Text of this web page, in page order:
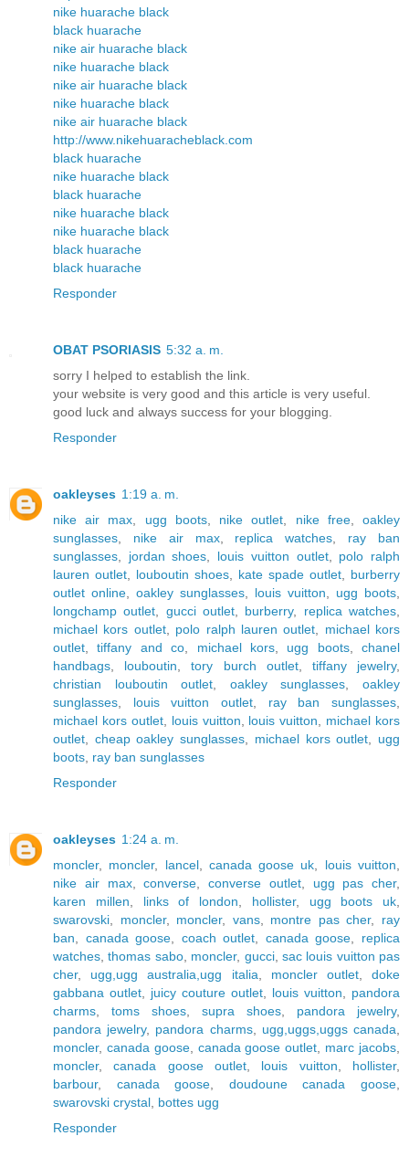
nike huarache black
black huarache
nike air huarache black
nike huarache black
nike air huarache black
nike huarache black
nike air huarache black
http://www.nikehuaracheblack.com
black huarache
nike huarache black
black huarache
nike huarache black
nike huarache black
black huarache
black huarache
Responder
OBAT PSORIASIS 5:32 a. m.
sorry I helped to establish the link.
your website is very good and this article is very useful.
good luck and always success for your blogging.
Responder
oakleyses 1:19 a. m.
nike air max
ugg boots, nike outlet nike free,oakley
sunglasses
nike air max, replica watches
ray ban
sunglasses
jordan shoes louis vuitton outlet, polo ralph
lauren outlet
louboutin shoes kate spade outlet
burberry
outlet online
oakley sunglasses louis vuitton ugg boots
longchamp outlet
gucci outlet burberry, replica watches
michael kors outlet, polo ralph lauren outlet
michael kors
outlet ,tiffany and co michael kors, ugg boots, chanel
handbags
louboutin ,tory burch outlet, tiffany jewelry,
christian louboutin outlet
oakley sunglasses ,oakley
sunglasses
louis vuitton outlet ray ban sunglasses
michael kors outlet, louis vuitton louis vuitton
michael kors
outlet
cheap oakley sunglasses michael kors outlet
ugg
boots ray ban sunglasses
Responder
oakleyses 1:24 a. m.
moncler, moncler, lancel, canada goose uk louis vuitton
nike air max,converse converse outlet, ugg pas cher,
karen millen
links of london hollister, ugg boots uk
swarovski
moncler, moncler, vans, montre pas cher, ray
ban
canada goose coach outlet canada goose
replica
watches ,thomas sabo, moncler, gucci, sac louis vuitton pas
cher, ugg,ugg australia,ugg italia moncler outlet,doke
gabbana outlet
juicy couture outlet louis vuitton
pandora
charms
toms shoes supra shoes pandora jewelry,
pandora jewelry, pandora charms, ugg,uggs,uggs canada
moncler, canada goose, canada goose outlet marc jacobs
moncler,canada goose outlet louis vuitton hollister,
barbour, canada goose doudoune canada goose
swarovski crystal bottes ugg
Responder